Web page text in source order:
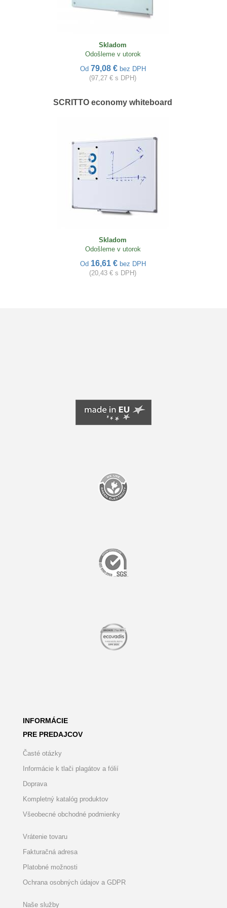
Skladom
Odošleme v utorok
Od 79,08 € bez DPH
(97,27 € s DPH)
SCRITTO economy whiteboard
Skladom
Odošleme v utorok
Od 16,61 € bez DPH
(20,43 € s DPH)
INFORMÁCIE
PRE PREDAJCOV
Časté otázky
Informácie k tlači plagátov a fólií
Doprava
Kompletný katalóg produktov
Všeobecné obchodné podmienky
Vrátenie tovaru
Fakturačná adresa
Platobné možnosti
Ochrana osobných údajov a GDPR
Naše služby